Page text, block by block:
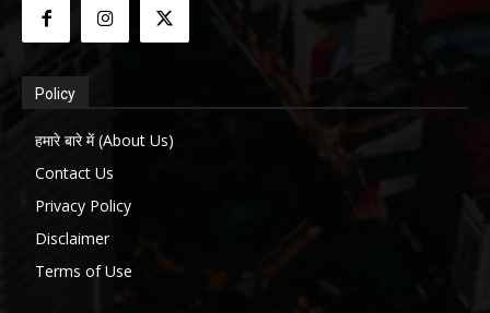
Policy
हमारे बारे में (About Us)
Contact Us
Privacy Policy
Disclaimer
Terms of Use